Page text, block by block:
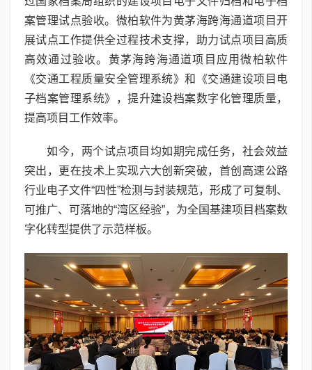
案管理试点验收。微柏软件为黄茅海跨海通道项目开
展试点工作提供全过程技术支撑，助力试点项目高质
高效通过验收。黄茅海跨海通道项目应用微柏软件
《交通工程质量安全管理系统》和《交通建设项目电
子档案管理系统》，提升建设档案数字化管理质量，
提高项目工作效率。
如今，两个试点项目均如期完成任务，社会效益
突出，更在技术上实现六大创新突破，首创高速公路
行业电子文件“四性”检测与封装规范，形成了可复制、
可推广、可落地的“湾区经验”，为全国基建项目档案数
字化转型提供了示范样板。